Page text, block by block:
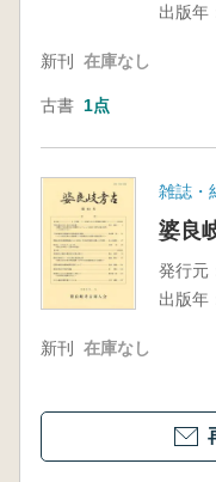
出版年
新刊 在庫なし
古書 1点
雑誌・
婆良
発行元
出版年
新刊 在庫なし